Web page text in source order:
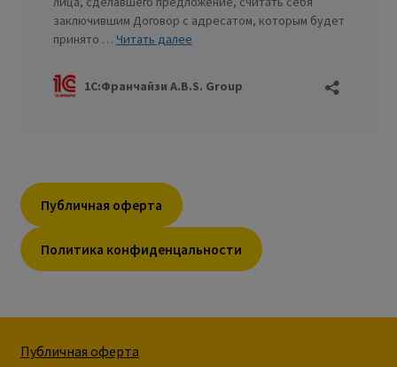
Публичная оферта
Политика конфиденцальности
Публичная оферта